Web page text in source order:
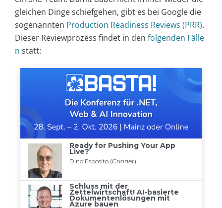
gleichen Dinge schiefgehen, gibt es bei Google die
sogenannten Production Readiness Reviews (PRR).
Dieser Reviewprozess findet in den folgenden Fälle
n statt: